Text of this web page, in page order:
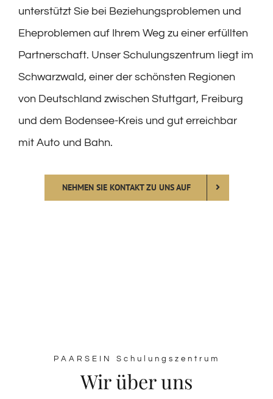
unterstützt Sie bei Beziehungsproblemen und
Eheproblemen auf Ihrem Weg zu einer erfüllten
Partnerschaft. Unser Schulungszentrum liegt im
Schwarzwald, einer der schönsten Regionen
von Deutschland zwischen Stuttgart, Freiburg
und dem Bodensee-Kreis und gut erreichbar
mit Auto und Bahn.
NEHMEN SIE KONTAKT ZU UNS AUF
PAARSEIN Schulungszentrum
Wir über uns